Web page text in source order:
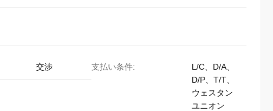
交渉 支払い条件:
L/C、D/A、
D/P、T/T、
ウェスタン
ユニオン